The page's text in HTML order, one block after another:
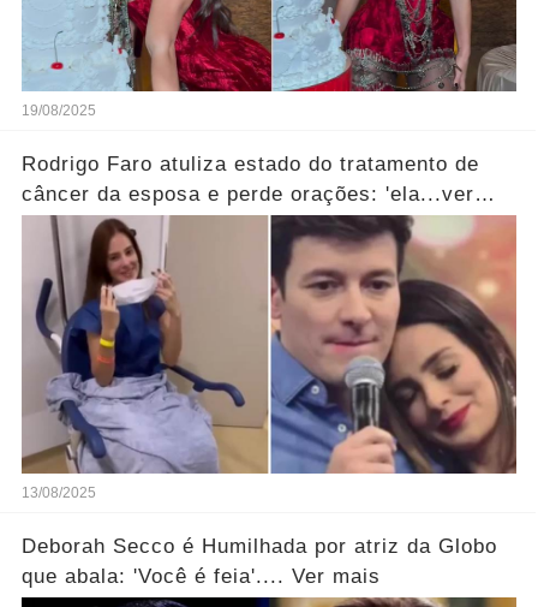
19/08/2025
Rodrigo Faro atuliza estado do tratamento de
câncer da esposa e perde orações: 'ela...ver
mais!
13/08/2025
Deborah Secco é Humilhada por atriz da Globo
que abala: 'Você é feia'.... Ver mais